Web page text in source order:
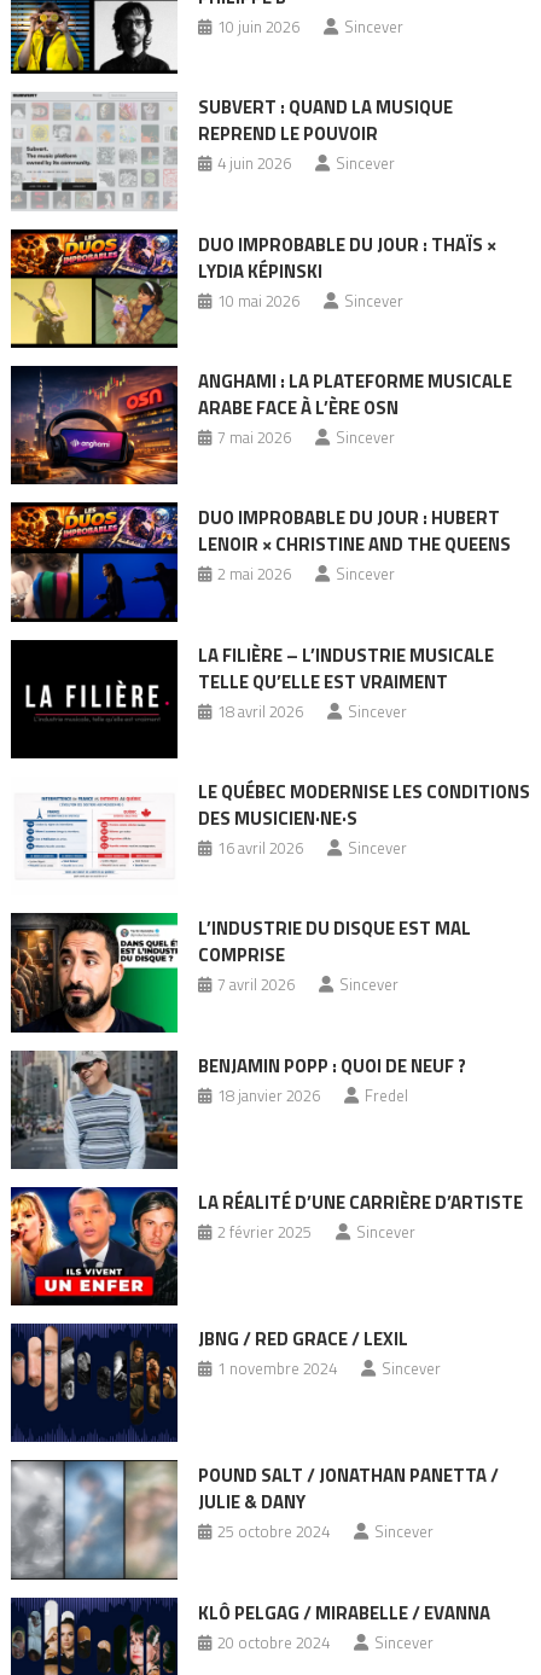
10 juin 2026 Sincever
SUBVERT : QUAND LA MUSIQUE
REPREND LE POUVOIR
4 juin 2026 Sincever
DUO IMPROBABLE DU JOUR : THAÏS ×
LYDIA KÉPINSKI
10 mai 2026 Sincever
ANGHAMI : LA PLATEFORME MUSICALE
ARABE FACE À L’ÈRE OSN
7 mai 2026 Sincever
DUO IMPROBABLE DU JOUR : HUBERT
LENOIR × CHRISTINE AND THE QUEENS
2 mai 2026 Sincever
LA FILIÈRE – L’INDUSTRIE MUSICALE
TELLE QU’ELLE EST VRAIMENT
18 avril 2026 Sincever
LE QUÉBEC MODERNISE LES CONDITIONS
DES MUSICIEN·NE·S
16 avril 2026 Sincever
L’INDUSTRIE DU DISQUE EST MAL
COMPRISE
7 avril 2026 Sincever
BENJAMIN POPP : QUOI DE NEUF ?
18 janvier 2026 Fredel
LA RÉALITÉ D’UNE CARRIÈRE D’ARTISTE
2 février 2025 Sincever
JBNG / RED GRACE / LEXIL
1 novembre 2024 Sincever
POUND SALT / JONATHAN PANETTA /
JULIE & DANY
25 octobre 2024 Sincever
KLÔ PELGAG / MIRABELLE / EVANNA
20 octobre 2024 Sincever